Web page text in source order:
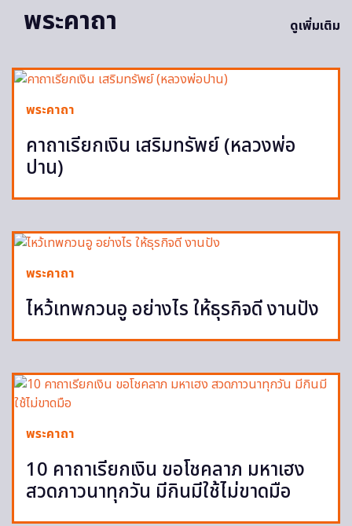
พระคาถา ดูเพิ่มเติม
พระคาถา
คาถาเรียกเงิน เสริมทรัพย์ (หลวงพ่อ
ปาน)
พระคาถา
ไหว้เทพกวนอู อย่างไร ให้ธุรกิจดี งานปัง
พระคาถา
10 คาถาเรียกเงิน ขอโชคลาภ มหาเฮง
สวดภาวนาทุกวัน มีกินมีใช้ไม่ขาดมือ